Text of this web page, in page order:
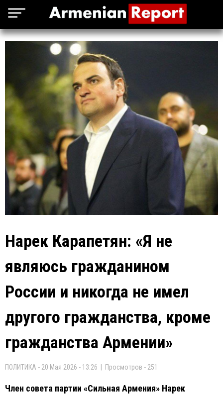
Нарек Карапетян: «Я не
являюсь гражданином
России и никогда не имел
другого гражданства, кроме
гражданства Армении»
ПОЛИТИКА - 20 Мая 2026 - 13:26 | Просмотров - 251
Член совета партии «Сильная Армения» Нарек